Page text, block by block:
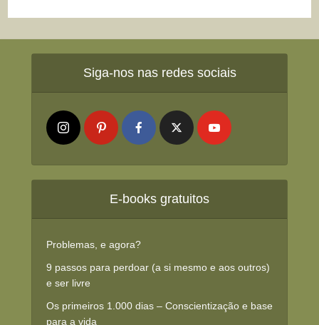
Siga-nos nas redes sociais
E-books gratuitos
Problemas, e agora?
9 passos para perdoar (a si mesmo e aos outros)
e ser livre
Os primeiros 1.000 dias – Conscientização e base
para a vida